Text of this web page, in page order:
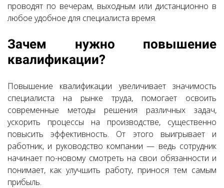
проводят по вечерам, выходным или дистанционно в
любое удобное для специалиста время.
Зачем нужно повышение
квалификации?
Повышение квалификации увеличивает значимость
специалиста на рынке труда, помогает освоить
современные методы решения различных задач,
ускорить процессы на производстве, существенно
повысить эффективность. От этого выигрывает и
работник, и руководство компании — ведь сотрудник
начинает по-новому смотреть на свои обязанности и
понимает, как улучшить работу, принося тем самым
прибыль.